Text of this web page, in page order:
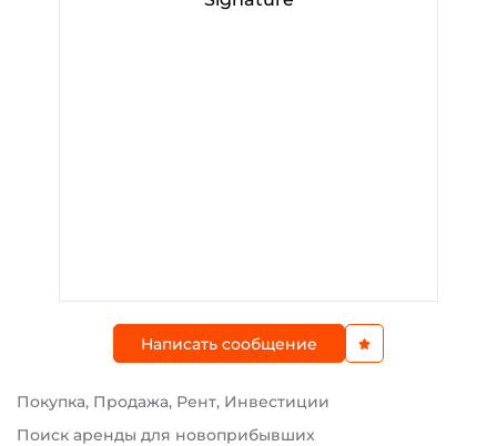
Написать сообщение
Покупка, Продажа, Рент, Инвестиции
Поиск аренды для новоприбывшиx